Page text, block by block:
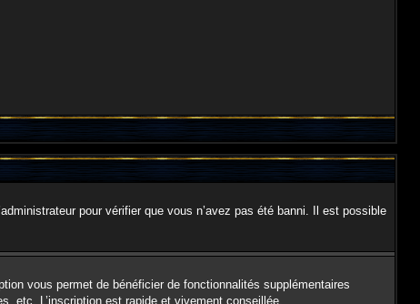
pour vérifier que vous n’avez pas été banni. Il est possible
vous permet de bénéficier de fonctionnalités supplémentaires
etc. L’inscription est rapide et vivement conseillée.